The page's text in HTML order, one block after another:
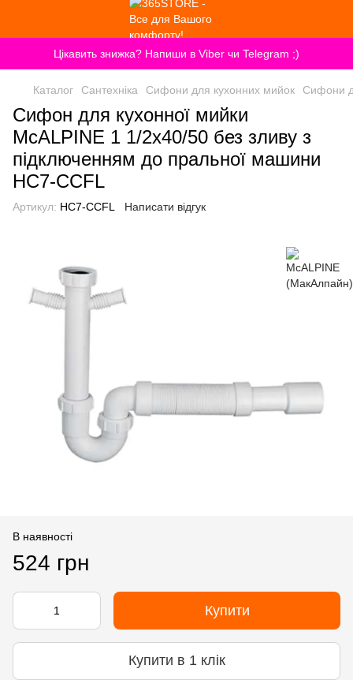
Цікавить знижка? Напиши в Viber чи Telegram ;)
Каталог Сантехніка Сифони для кухонних мийок Сифони
Сифон для кухонної мийки
McALPINE 1 1/2х40/50 без зливу з
підключенням до пральної машини
HC7-CCFL
Артикул: HC7-CCFL Написати відгук
В наявності
524 грн
Купити
Купити в 1 клік